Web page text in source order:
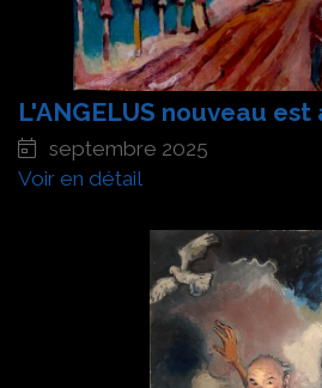
L'ANGELUS nouveau est
septembre 2025
Voir en détail